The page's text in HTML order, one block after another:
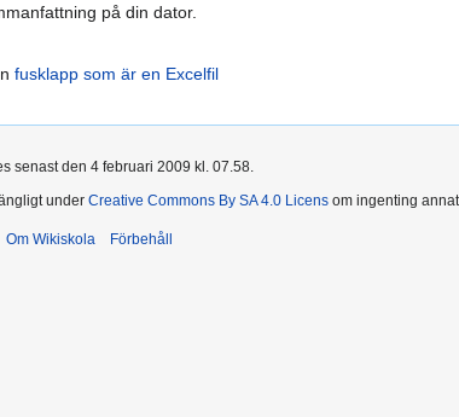
på din dator.
fusklapp som är en Excelfil
senast den 4 februari 2009 kl. 07.58.
under Creative Commons By SA 4.0 Licens om ingenting
Om Wikiskola Förbehåll